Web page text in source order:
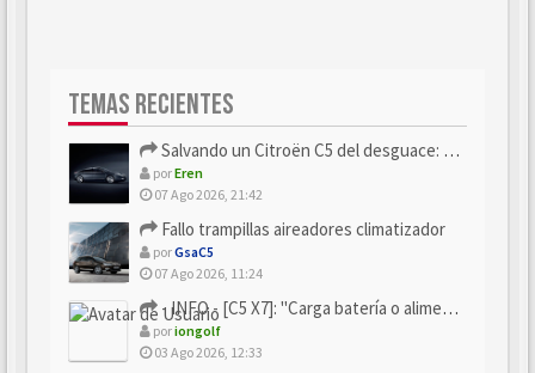
TEMAS RECIENTES
Salvando un Citroën C5 del desguace: Presentación y seguimiento
porEren
07 Ago 2026, 21:42
Fallo trampillas aireadores climatizador
porGsaC5
07 Ago 2026, 11:24
- INFO - [C5 X7]: "Carga batería o alimentación eléctri...
poriongolf
03 Ago 2026, 12:33